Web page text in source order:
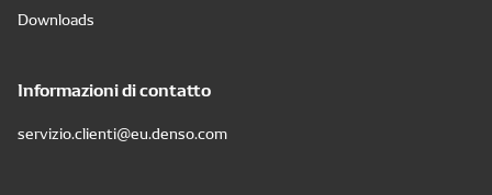
Downloads
Informazioni di contatto
servizio.clienti@eu.denso.com